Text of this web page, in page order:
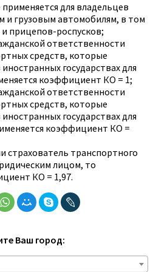
для владельцев
и грузовым автомобилям, в том
прицепов-роспусков;
ответственности
средств, которые
государствах для
коэффициент КО = 1;
ответственности
средств, которые
государствах для
коэффициент КО =
страхователь транспортного
лицом, то
КО = 1,97.
Ваш город: